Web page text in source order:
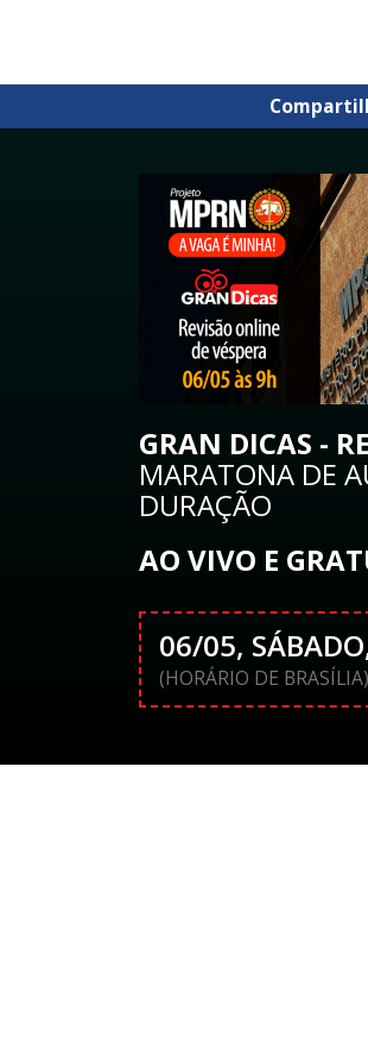
GRAN DICAS -
MARATONA DE
DURAÇÃO
AO VIVO E
06/05,
(HORÁRIO DE BRASÍLIA)